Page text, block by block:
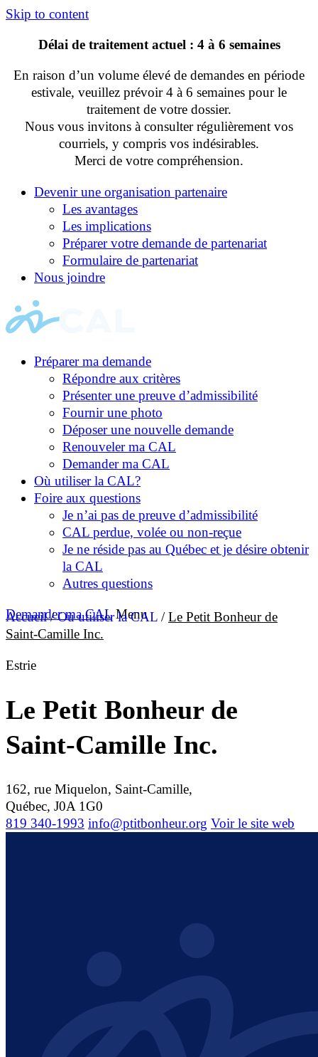
Skip to content
Délai de traitement actuel : 4 à 6 semaines
En raison d’un volume élevé de demandes en période
estivale, veuillez prévoir 4 à 6 semaines pour le
traitement de votre dossier.
Nous vous invitons à consulter régulièrement vos
courriels, y compris vos indésirables.
Merci de votre compréhension.
Devenir une organisation partenaire
Les avantages
Les implications
Préparer votre demande de partenariat
Formulaire de partenariat
Nous joindre
Préparer ma demande
Répondre aux critères
Présenter une preuve d’admissibilité
Fournir une photo
Déposer une nouvelle demande
Renouveler ma CAL
Demander ma CAL
Où utiliser la CAL?
Foire aux questions
Je n’ai pas de preuve d’admissibilité
CAL perdue, volée ou non-reçue
Je ne réside pas au Québec et je désire obtenir
la CAL
Autres questions
Demander ma CAL Menu
Accueil/Où utiliser la CAL /Le Petit Bonheur de
Saint-Camille Inc.
Estrie
Le Petit Bonheur de
Saint-Camille Inc.
162, rue Miquelon, Saint-Camille,
Québec, J0A 1G0
819 340-1993 info@ptitbonheur.org Voir le site web